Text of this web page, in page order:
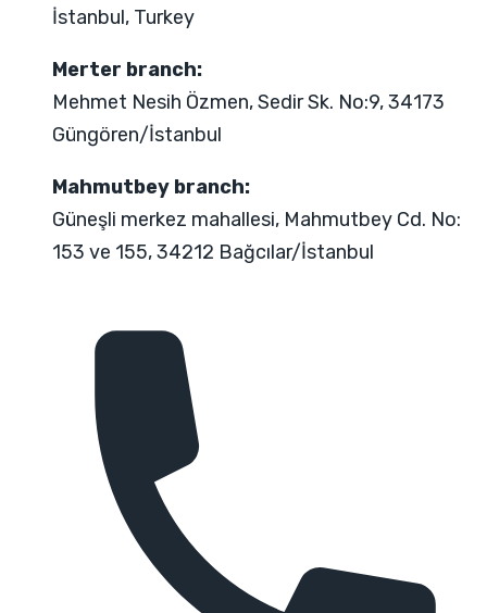
İstanbul, Turkey
Merter branch:
Mehmet Nesih Özmen, Sedir Sk. No:9, 34173
Güngören/İstanbul
Mahmutbey branch:
Güneşli merkez mahallesi, Mahmutbey Cd. No:
153 ve 155, 34212 Bağcılar/İstanbul